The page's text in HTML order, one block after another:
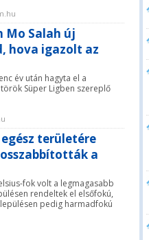
Mo Salah új
hova igazolt az
év után hagyta el a
Süper Ligben szereplő
területére
a
fok volt a legmagasabb
rendeltek el elsőfokú,
pedig harmadfokú